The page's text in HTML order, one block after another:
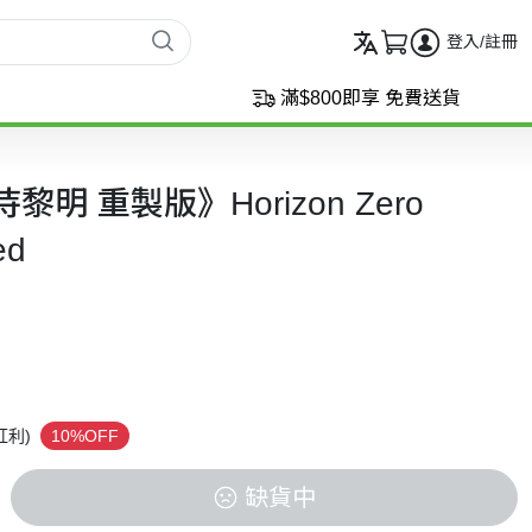
登入/註冊
滿$800即享 免費送貨
黎明 重製版》Horizon Zero
利) 10%OFF
缺貨中